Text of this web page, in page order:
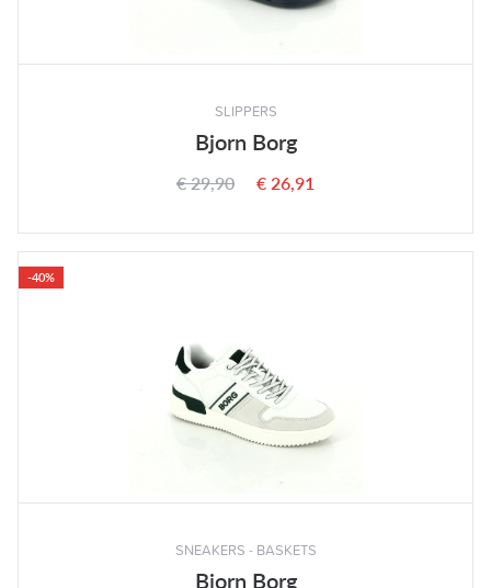
SLIPPERS
Bjorn Borg
€ 29,90 € 26,91
-40%
SNEAKERS - BASKETS
Bjorn Borg